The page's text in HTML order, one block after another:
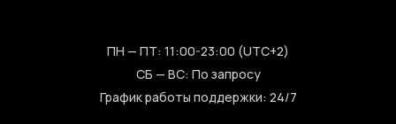
ПН — ПТ: 11:00-23:00 (UTC+2)
СБ — ВС: По запросу
График работы поддержки: 24/7